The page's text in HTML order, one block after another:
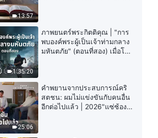
45:22
คำพยานจากประสบการณ์คริสตชน:
ตอนที่ 421 ผู้คนควรไล่ตามเสาะหา
อะไรในชีวิต?
37:07
คำพยานจากประสบการณ์คริสตชน:
ตอนที่ 420 ฉันไม่หมดหวังกับตัวเอง
เพราะขีดความสามารถต่ำอีกต่อไป
คำพยานจากประสบการณ์คริสตชน:
ตอนที่ 419 การทบทวน หลังจาก
ปกปิดความผิดพลาด
13:57
1:35:20
ภาพยนตร์พระกิตติคุณ | "การ
พบองค์พระผู้เป็นเจ้าท่ามกลาง
มหันตภัย" (ตอนที่สอง) เมื่อโลก
25:06
คำพยานจากประสบการณ์คริ
สตชน: ผมไม่แข่งขันกับคนอื่น
อีกต่อไปแล้ว | 2026"แซ่ซ้อง